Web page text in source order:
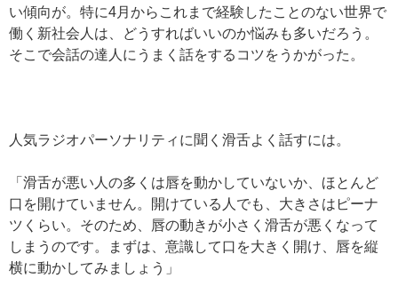
い傾向が。特に4月からこれまで経験したことのない世界で
働く新社会人は、どうすればいいのか悩みも多いだろう。
そこで会話の達人にうまく話をするコツをうかがった。
人気ラジオパーソナリティに聞く滑舌よく話すには。
「滑舌が悪い人の多くは唇を動かしていないか、ほとんど
口を開けていません。開けている人でも、大きさはピーナ
ツくらい。そのため、唇の動きが小さく滑舌が悪くなって
しまうのです。まずは、意識して口を大きく開け、唇を縦
横に動かしてみましょう」